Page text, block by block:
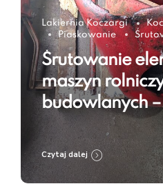
Lakiernia Koczargi
Piaskowanie
Śrutowanie
maszyn
budowlanych –
i
Czytaj dalej